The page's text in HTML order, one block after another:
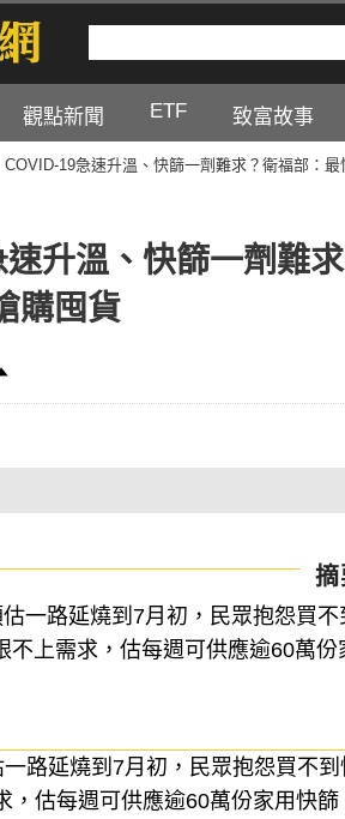
觀點新聞 ETF 致富故事
COVID-19急速升溫、快篩一劑難求？衛福部：
升溫、快篩一劑難
購囤貨
摘
一路延燒到7月初，民眾抱怨買
不上需求，估每週可供應逾60萬
路延燒到7月初，民眾抱怨買不
，估每週可供應逾60萬份家用快